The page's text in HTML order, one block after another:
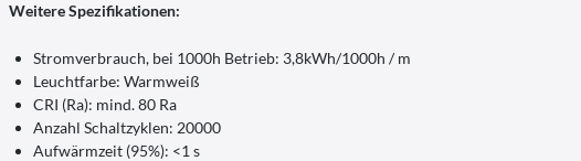
Weitere Spezifikationen:
Stromverbrauch, bei 1000h Betrieb: 3,8kWh/1000h / m
Leuchtfarbe: Warmweiß
CRI (Ra): mind. 80 Ra
Anzahl Schaltzyklen: 20000
Aufwärmzeit (95%): <1 s